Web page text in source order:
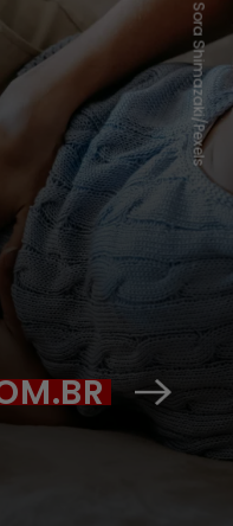
Sora Shimazaki/Pexels